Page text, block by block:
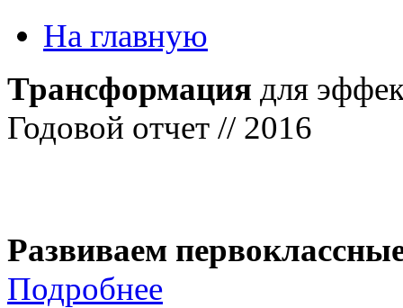
На главную
Трансформация для
Годовой отчет // 2016
Развиваем
Подробнее